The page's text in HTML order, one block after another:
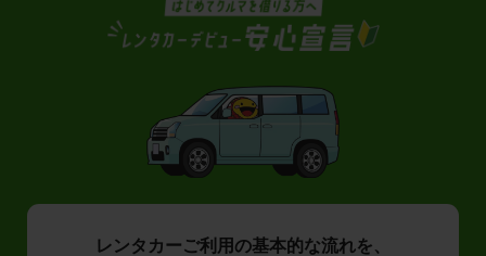
レンタカーご利用の基本的な流れを、